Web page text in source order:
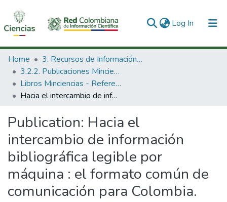
Log In (current)
Communities & Collections
All of DSpace
Statistics
Home
3. Recursos de Información Científica y Tecnológica
3.2.2. Publicaciones Minciencias
Libros Minciencias - Referenciales
Hacia el intercambio de información bibliográfica legible por máquina : el formato común de comunicación para Colombia.
Publication: Hacia el
intercambio de información
bibliográfica legible por
máquina : el formato común de
comunicación para Colombia.